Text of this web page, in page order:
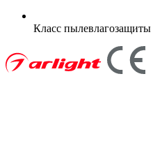
Класс пылевлагозащиты